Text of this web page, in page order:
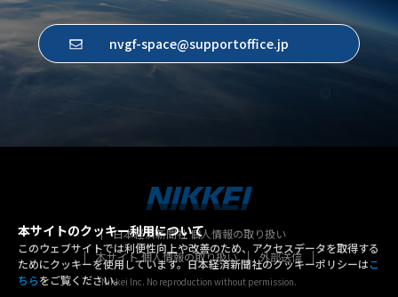
nvgf-space@supportoffice.jp
日本経済新聞社 個人情報の取り扱い
本サイト 個人情報の取り扱い
外部送信
Nikkei Inc. No reproduction without permission.
本サイトのクッキー利用について
このウェブサイトでは利便性向上や改善のため、アクセスデータを取得する
ためにクッキーを使用しています。日本経済新聞社のクッキーポリシーはこ
ちらをご覧ください。